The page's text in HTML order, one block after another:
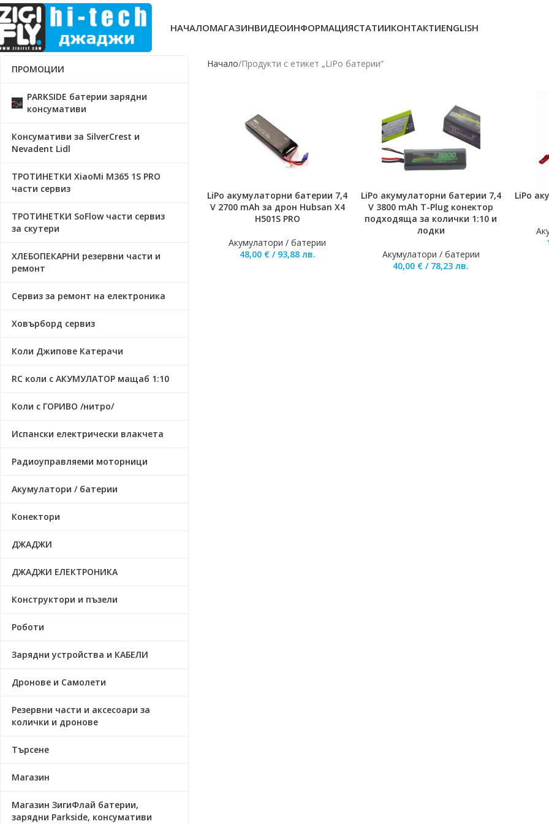
НАЧАЛОМАГАЗИНВИДЕОИНФОРМАЦИЯСТАТИИКОНТАКТИENGLISH
ПРОМОЦИИ
PARKSIDE батерии зарядни
консумативи
Консумативи за SilverCrest и
Nevadent Lidl
ТРОТИНЕТКИ XiaoMi M365 1S PRO
части сервиз
ТРОТИНЕТКИ SoFlow части сервиз
за скутери
ХЛЕБОПЕКАРНИ резервни части и
ремонт
Сервиз за ремонт на електроника
Ховърборд сервиз
Коли Джипове Катерачи
RC коли с АКУМУЛАТОР мащаб 1:10
Коли с ГОРИВО /нитро/
Испански електрически влакчета
Радиоуправляеми моторници
Акумулатори / батерии
Конектори
ДЖАДЖИ
ДЖАДЖИ ЕЛЕКТРОНИКА
Конструктори и пъзели
Роботи
Зарядни устройства и КАБЕЛИ
Дронове и Самолети
Резервни части и аксесоари за
колички и дронове
Търсене
Магазин
Магазин ЗигиФлай батерии,
зарядни Parkside, консумативи
Начало Продукти с етикет „LiPo батерии“
ДОБАВЯНЕ В КОЛИЧКАТА
LiPo акумулаторни батерии 7,4
V 2700 mAh за дрон Hubsan X4
H501S PRO
Акумулатори / батерии
48,00 € / 93,88 лв.
ДОБАВЯНЕ В КОЛИЧКАТА
LiPo акумулаторни батерии 7,4
V 3800 mAh T-Plug конектор
подходяща за колички 1:10 и
лодки
Акумулатори / батерии
40,00 € / 78,23лв.
LiPo